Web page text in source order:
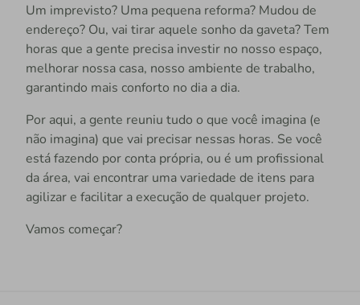
Um imprevisto? Uma pequena reforma? Mudou de
endereço? Ou, vai tirar aquele sonho da gaveta? Tem
horas que a gente precisa investir no nosso espaço,
melhorar nossa casa, nosso ambiente de trabalho,
garantindo mais conforto no dia a dia.
Por aqui, a gente reuniu tudo o que você imagina (e
não imagina) que vai precisar nessas horas. Se você
está fazendo por conta própria, ou é um profissional
da área, vai encontrar uma variedade de itens para
agilizar e facilitar a execução de qualquer projeto.
Vamos começar?